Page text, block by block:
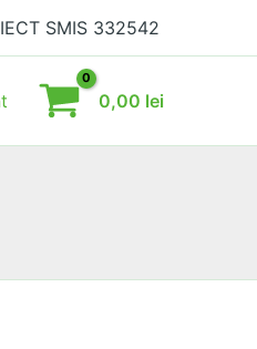
SMIS 332542
0,00 lei